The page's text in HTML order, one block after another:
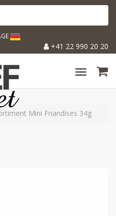
+41 22 990 20 20
Toggle
Mini Friandises 34g